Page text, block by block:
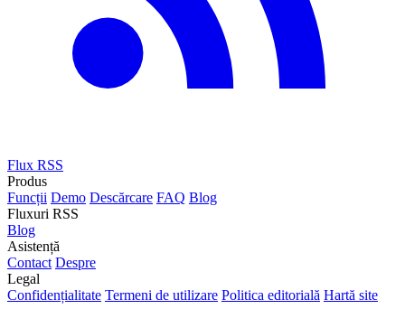
Flux RSS
Produs
Funcții Demo Descărcare FAQ Blog
Fluxuri RSS
Blog
Asistență
Contact Despre
Legal
Confidențialitate Termeni de utilizare Politica editorială Hartă site